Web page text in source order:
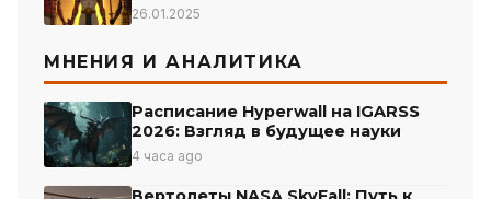
26.01.2025
МНЕНИЯ И АНАЛИТИКА
Расписание Hyperwall на IGARSS
2026: Взгляд в будущее науки
4 часа ago